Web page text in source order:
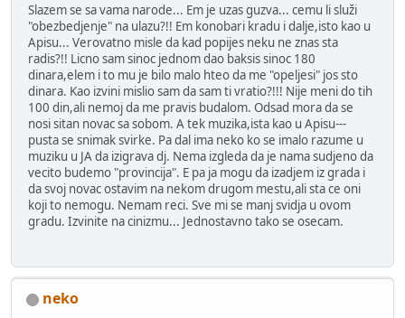
Slazem se sa vama narode... Em je uzas guzva... cemu li služi
"obezbedjenje" na ulazu?!! Em konobari kradu i dalje,isto kao u
Apisu... Verovatno misle da kad popijes neku ne znas sta
radis?!! Licno sam sinoc jednom dao baksis sinoc 180
dinara,elem i to mu je bilo malo hteo da me "opeljesi" jos sto
dinara. Kao izvini mislio sam da sam ti vratio?!!! Nije meni do tih
100 din,ali nemoj da me pravis budalom. Odsad mora da se
nosi sitan novac sa sobom. A tek muzika,ista kao u Apisu---
pusta se snimak svirke. Pa dal ima neko ko se imalo razume u
muziku u JA da izigrava dj. Nema izgleda da je nama sudjeno da
vecito budemo "provincija". E pa ja mogu da izadjem iz grada i
da svoj novac ostavim na nekom drugom mestu,ali sta ce oni
koji to nemogu. Nemam reci. Sve mi se manj svidja u ovom
gradu. Izvinite na cinizmu... Jednostavno tako se osecam.
neko